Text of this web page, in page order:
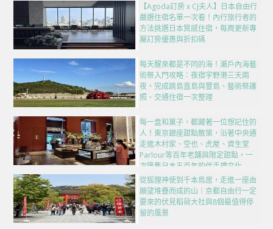
【Agoda訂房 x CJ夫人】日本自由行
嚴選住宿名單一次看！內行旅行者的
方法挑選日本質感住宿，每周更新專
屬訂房優惠與折扣碼
每天醒來都是不同的海！瀨戶內海藝
術祭入門攻略：夜宿宇野港三天兩
夜，完成跳島直島與豐島、藝術祭護
照、交通住宿一次整理
每一盒和菓子，都藏著一位想記住的
人！東京銀座甜點散策，沿著中央通
走進木村家、空也、虎屋、資生堂
Parlour等百年老舖與限定甜點，一
次匯集日本五百年的伴手禮文化
從狐狸神使到千本鳥居，走進一座由
願望堆疊而成的山｜京都自由行一定
要來的伏見稻荷大社與8個最值得停
留的風景